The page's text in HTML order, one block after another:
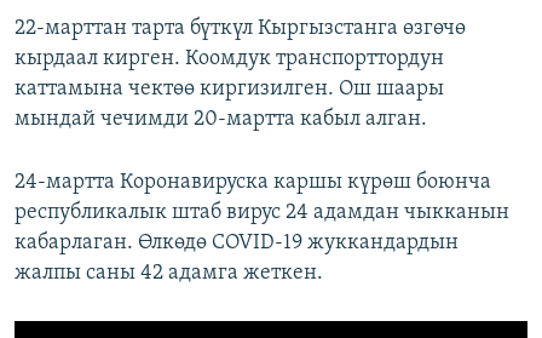
22-марттан тарта бүткүл Кыргызстанга өзгөчө
кырдаал кирген. Коомдук транспорттордун
каттамына чектөө киргизилген. Ош шаары
мындай чечимди 20-мартта кабыл алган.
24-мартта Коронавируска каршы күрөш боюнча
республикалык штаб вирус 24 адамдан чыкканын
кабарлаган. Өлкөдө COVID-19 жуккандардын
жалпы саны 42 адамга жеткен. ​